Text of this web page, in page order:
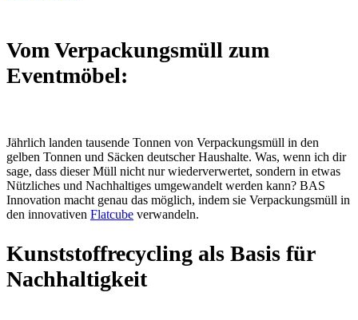
Vom Verpackungsmüll zum
Eventmöbel:
Jährlich landen tausende Tonnen von Verpackungsmüll in den
gelben Tonnen und Säcken deutscher Haushalte. Was, wenn ich dir
sage, dass dieser Müll nicht nur wiederverwertet, sondern in etwas
Nützliches und Nachhaltiges umgewandelt werden kann? BAS
Innovation macht genau das möglich, indem sie Verpackungsmüll in
den innovativen Flatcube verwandeln.
Kunststoffrecycling als Basis für
Nachhaltigkeit